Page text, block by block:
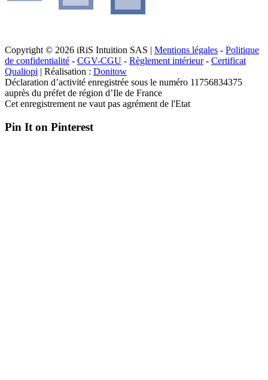
Copyright © 2026 iRiS Intuition SAS | Mentions légales - Politique
de confidentialité - CGV-CGU - Règlement intérieur- Certificat
Qualiopi | Réalisation : Donitow
Déclaration d’activité enregistrée sous le numéro 11756834375
auprès du préfet de région d’Ile de France
Cet enregistrement ne vaut pas agrément de l'Etat
Pin It on Pinterest